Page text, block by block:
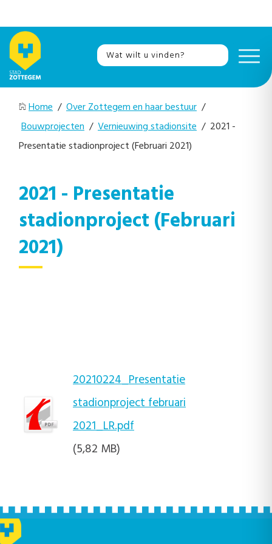
Home / Over Zottegem en haar bestuur /
Bouwprojecten / Vernieuwing stadionsite / 2021 -
Presentatie stadionproject (Februari 2021)
2021 - Presentatie
stadionproject (Februari
2021)
20210224_Presentatie
stadionproject februari
2021_LR.pdf
(5,82 MB)